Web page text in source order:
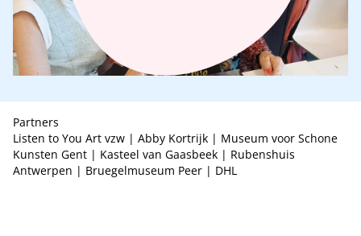
Partners
Listen to You Art vzw | Abby Kortrijk | Museum voor Schone
Kunsten Gent | Kasteel van Gaasbeek | Rubenshuis
Antwerpen | Bruegelmuseum Peer | DHL